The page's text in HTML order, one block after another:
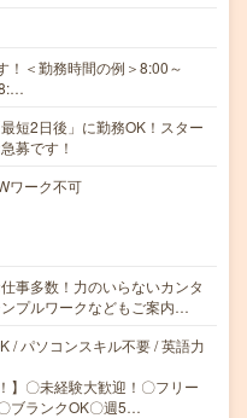
！＜勤務時間の例＞8:00～
2日後」に勤務OK！スター
募です！
ーク不可
事多数！力のいらないカンタ
プルワークなどもご案内…
/ パソコンスキル不要 / 英語力
】〇未経験大歓迎！〇フリー
ブランクOK〇週5…